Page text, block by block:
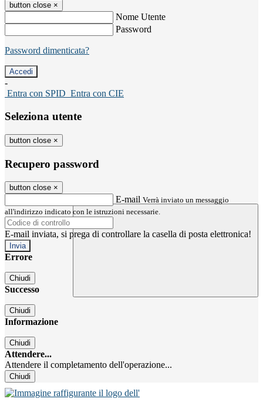
button close ×
Nome Utente
Password
Password dimenticata?
-
Entra con SPID Entra con CIE
Seleziona utente
button close ×
Recupero password
button close ×
E-mail Verrà inviato un messaggio
all'indirizzo indicato con le istruzioni necessarie.
E-mail inviata, si prega di controllare la casella di posta elettronica!
Errore
Chiudi
Successo
Chiudi
Informazione
Chiudi
Attendere...
Attendere il completamento dell'operazione...
Chiudi